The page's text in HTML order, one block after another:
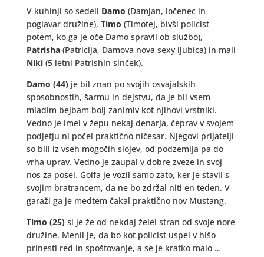
V kuhinji so sedeli Damo (Damjan, ločenec in
poglavar družine), Timo (Timotej, bivši policist
potem, ko ga je oče Damo spravil ob službo),
Patrisha(Patricija, Damova nova sexy ljubica) in mali
Niki(5 letni Patrishin sinček).
Damo (44)je bil znan po svojih osvajalskih
sposobnostih, šarmu in dejstvu, da je bil vsem
mladim bejbam bolj zanimiv kot njihovi vrstniki.
Vedno je imel v žepu nekaj denarja, čeprav v svojem
podjetju ni počel praktično ničesar. Njegovi prijatelji
so bili iz vseh mogočih slojev, od podzemlja pa do
vrha uprav. Vedno je zaupal v dobre zveze in svoj
nos za posel. Golfa je vozil samo zato, ker je stavil s
svojim bratrancem, da ne bo zdržal niti en teden. V
garaži ga je medtem čakal praktično nov Mustang.
Timo (25)si je že od nekdaj želel stran od svoje nore
družine. Menil je, da bo kot policist uspel v hišo
prinesti red in spoštovanje, a se je kratko malo …